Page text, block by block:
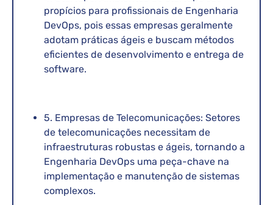
propícios para profissionais de Engenharia
DevOps, pois essas empresas geralmente
adotam práticas ágeis e buscam métodos
eficientes de desenvolvimento e entrega de
software.
5. Empresas de Telecomunicações: Setores
de telecomunicações necessitam de
infraestruturas robustas e ágeis, tornando a
Engenharia DevOps uma peça-chave na
implementação e manutenção de sistemas
complexos.